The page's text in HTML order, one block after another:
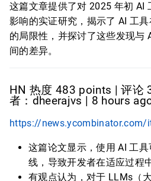
这篇文章提供了对 2025 年初 AI
影响的实证研究，揭示了 AI 工
的局限性，并探讨了这些发现与
间的差异。
HN 热度 483 points | 评论
者：dheerajvs | 8 hours
https://news.ycombinator.com/
这篇论文显示，使用 AI 工
线，导致开发者在适应过程
有观点认为，对于 LLMs（